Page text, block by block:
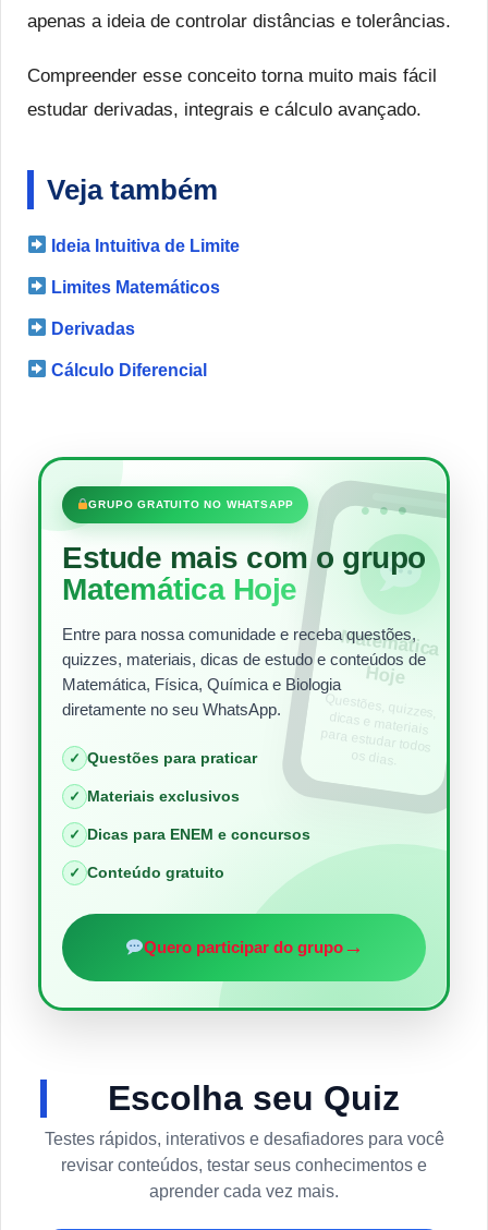
apenas a ideia de controlar distâncias e tolerâncias.
Compreender esse conceito torna muito mais fácil
estudar derivadas, integrais e cálculo avançado.
Veja também
Ideia Intuitiva de Limite
Limites Matemáticos
Derivadas
Cálculo Diferencial
•••
GRUPO GRATUITO NO WHATSAPP
Estude mais com o grupo
Matemática Hoje
Entre para nossa comunidade e receba questões,
quizzes, materiais, dicas de estudo e conteúdos de
Matemática, Física, Química e Biologia
diretamente no seu WhatsApp.
✓ Questões para praticar
✓ Materiais exclusivos
✓ Dicas para ENEM e concursos
✓ Conteúdo gratuito
Quero participar do grupo→
Matem
ática
Hoje
Questões, quizzes,
dicas e materiais
para estudar todos
os dias.
Escolha seu Quiz
Testes rápidos, interativos e desafiadores para você
revisar conteúdos, testar seus conhecimentos e
aprender cada vez mais.